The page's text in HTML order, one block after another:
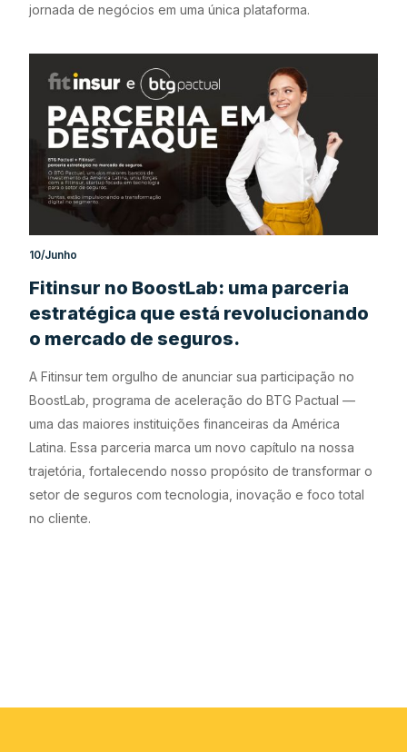
jornada de negócios em uma única plataforma.
10/Junho
Fitinsur no BoostLab: uma parceria
estratégica que está revolucionando
o mercado de seguros.
A Fitinsur tem orgulho de anunciar sua participação no
BoostLab, programa de aceleração do BTG Pactual —
uma das maiores instituições financeiras da América
Latina. Essa parceria marca um novo capítulo na nossa
trajetória, fortalecendo nosso propósito de transformar o
setor de seguros com tecnologia, inovação e foco total
no cliente.